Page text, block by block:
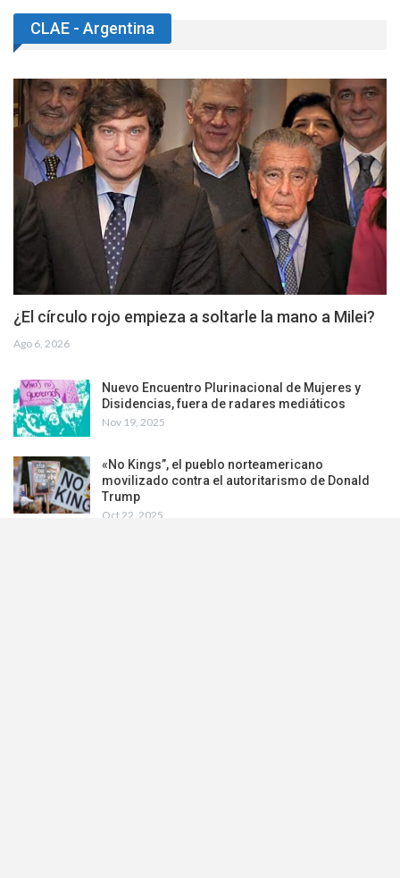
CLAE - Argentina
¿El círculo rojo empieza a soltarle la mano a Milei?
Ago 6, 2026
Nuevo Encuentro Plurinacional de Mujeres y
Disidencias, fuera de radares mediáticos
Nov 19, 2025
«No Kings”, el pueblo norteamericano
movilizado contra el autoritarismo de Donald
Trump
Oct 22, 2025